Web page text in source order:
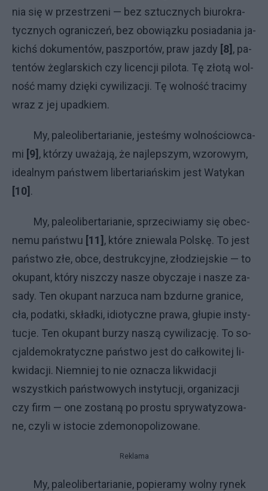
nia się w prze­strze­ni — bez sztucz­ny­ch biu­ro­kra­
tycz­ny­ch ogra­ni­czeń, bez obo­wiąz­ku po­sia­da­nia ja­
kichś do­ku­men­tów, pasz­por­tów, praw jaz­dy [8] , pa­
ten­tów że­glar­ski­ch czy li­cen­cji pi­lo­ta. Tę zło­tą wol­
no­ść ma­my dzię­ki cy­wi­li­za­cji. Tę wol­no­ść tra­ci­my
wraz z jej upad­kiem.
My, pa­le­oli­ber­ta­ria­nie, je­ste­śmy wol­no­ściow­ca­
mi [9] , któ­rzy uwa­ża­ją, że naj­lep­szym, wzo­ro­wym,
ide­al­nym pań­stwem li­ber­ta­riań­skim je­st Wa­ty­kan
[10] .
My, pa­le­oli­ber­ta­ria­nie, sprze­ci­wia­my się obec­
ne­mu pań­stwu [11] , któ­re znie­wa­la Pol­skę. To je­st
pań­stwo złe, ob­ce, de­struk­cyj­ne, zło­dziej­skie — to
oku­pant, któ­ry nisz­czy na­sze oby­cza­je i na­sze za­
sa­dy. Ten oku­pant na­rzu­ca nam bzdur­ne gra­ni­ce,
cła, po­dat­ki, skład­ki, idio­tycz­ne pra­wa, głu­pie in­sty­
tu­cje. Ten oku­pant bu­rzy na­szą cy­wi­li­za­cję. To so­
cjal­de­mo­kra­tycz­ne pań­stwo je­st do cał­ko­wi­tej li­
kwi­da­cji. Nie­mniej to nie ozna­cza li­kwi­da­cji
wszyst­ki­ch pań­stwo­wy­ch in­sty­tu­cji, or­ga­ni­za­cji
czy firm — one zo­sta­ną po pro­stu spry­wa­ty­zo­wa­
ne, czy­li w isto­cie zde­mo­no­po­li­zo­wa­ne.
Reklama
My, pa­le­oli­ber­ta­ria­nie, po­pie­ra­my wol­ny ry­nek